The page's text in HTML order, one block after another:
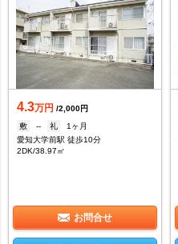
4.3万円 /2,000円
敷
-- 礼
1ヶ月
愛知大学前駅 徒歩10分
2DK/38.97㎡
お問合せ